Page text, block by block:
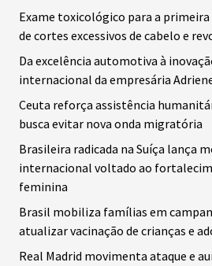
Exame toxicológico para a primeira
de cortes excessivos de cabelo e
Da excelência automotiva à
internacional da empresária
Ceuta reforça assistência
busca evitar nova onda migratória
Brasileira radicada na Suíça lança
internacional voltado ao
feminina
Brasil mobiliza famílias em
atualizar vacinação de crianças e
Real Madrid movimenta ataque e